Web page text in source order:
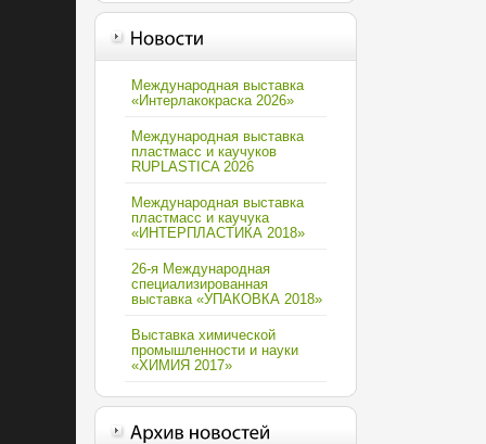
Международная выставка
«Интерлакокраска 2026»
Международная выставка
пластмасс и каучуков
RUPLASTICA 2026
Международная выставка
пластмасс и каучука
«ИНТЕРПЛАСТИКА 2018»
26-я Международная
специализированная
выставка «УПАКОВКА 2018»
Выставка химической
промышленности и науки
«ХИМИЯ 2017»